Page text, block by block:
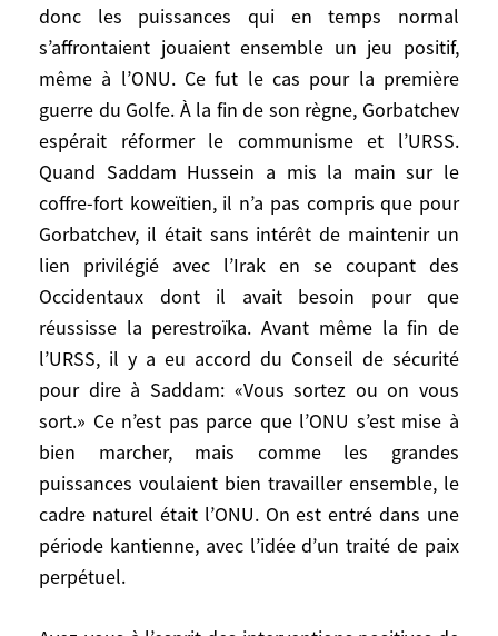
donc les puissances qui en temps normal
s’affrontaient jouaient ensemble un jeu positif,
même à l’ONU. Ce fut le cas pour la première
guerre du Golfe. À la fin de son règne, Gorbatchev
espérait réformer le communisme et l’URSS.
Quand Saddam Hussein a mis la main sur le
coffre-fort koweïtien, il n’a pas compris que pour
Gorbatchev, il était sans intérêt de maintenir un
lien privilégié avec l’Irak en se coupant des
Occidentaux dont il avait besoin pour que
réussisse la perestroïka. Avant même la fin de
l’URSS, il y a eu accord du Conseil de sécurité
pour dire à Saddam: «Vous sortez ou on vous
sort.» Ce n’est pas parce que l’ONU s’est mise à
bien marcher, mais comme les grandes
puissances voulaient bien travailler ensemble, le
cadre naturel était l’ONU. On est entré dans une
période kantienne, avec l’idée d’un traité de paix
perpétuel.
les membres permanents ne sont pas
d’accord. Il ne peut pas dire: je décide
qu’on emploie le chapitre VII. Lui et les
organismes spécialisés ne peuvent
travailler que s’il y a accord des États
membres, en particulier des cinq membres
permanents.
Les Nations unies ont-elles connu un âge
d’or?
Il y a eu des périodes d’optimisme général,
mais ce n’était pas grâce à l’ONU. Tout
marchait bien, donc les puissances qui en
temps normal s’affrontaient jouaient
ensemble un jeu positif, même à l’ONU. Ce
fut le cas pour la première guerre du Golfe.
À la fin de son règne, Gorbatchev espérait
réformer le communisme et l’URSS. Quand
Saddam Hussein a mis la main sur le
coffre-fort koweïtien, il n’a pas compris
que pour Gorbatchev, il était sans intérêt